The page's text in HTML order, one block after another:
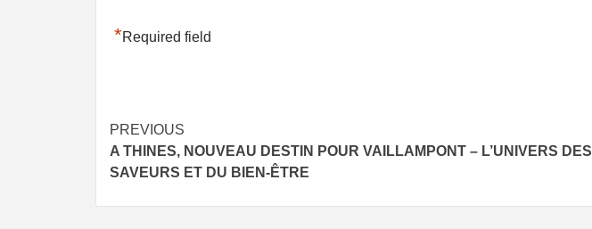
*Required field
Post
navigation
PREVIOUS
A THINES, NOUVEAU DESTIN POUR VAILLAMPONT – L’UNIVERS DES
SAVEURS ET DU BIEN-ÊTRE